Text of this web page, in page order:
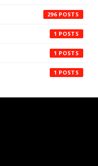
296
1
1
1